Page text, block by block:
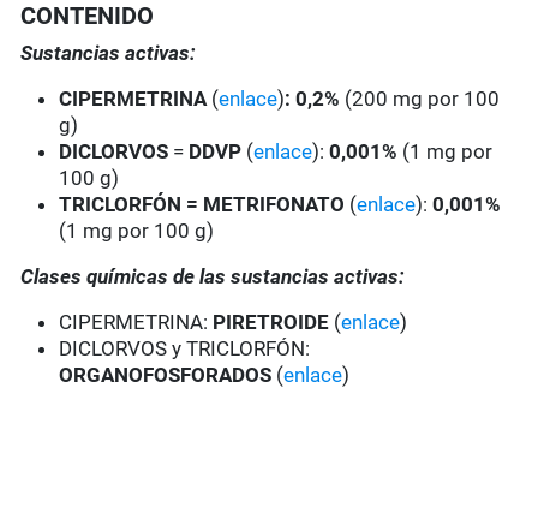
CONTENIDO
Sustancias activas:
CIPERMETRINA (enlace): 0,2% (200 mg por 100
g)
DICLORVOS = DDVP (enlace):0,001% (1 mg por
100 g)
TRICLORFÓN = METRIFONATO (enlace):0,001%
(1 mg por 100 g)
Clases químicas de las sustancias activas:
CIPERMETRINA: PIRETROIDE (enlace)
DICLORVOS y TRICLORFÓN:
ORGANOFOSFORADOS (enlace)